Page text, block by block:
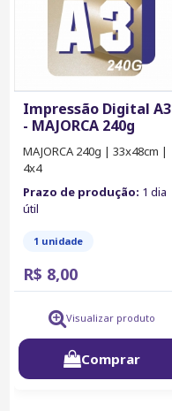
Impressão Digital A3
- MAJORCA 240g
MAJORCA 240g | 33x48cm |
4x4
Prazo de produção: 1 dia
útil
1 unidade
R$ 8,00
Visualizar produto
Comprar